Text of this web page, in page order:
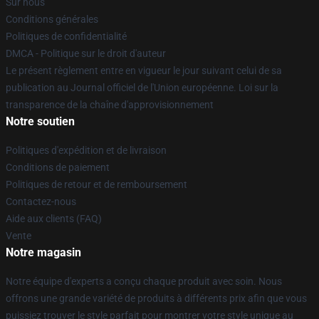
Conditions générales
Politiques de confidentialité
DMCA - Politique sur le droit d'auteur
Le présent règlement entre en vigueur le jour suivant celui de sa
publication au Journal officiel de l'Union européenne. Loi sur la
transparence de la chaîne d'approvisionnement
Notre soutien
Politiques d'expédition et de livraison
Conditions de paiement
Politiques de retour et de remboursement
Contactez-nous
Aide aux clients (FAQ)
Vente
Notre magasin
Notre équipe d'experts a conçu chaque produit avec soin. Nous
offrons une grande variété de produits à différents prix afin que vous
puissiez trouver le style parfait pour montrer votre style unique au